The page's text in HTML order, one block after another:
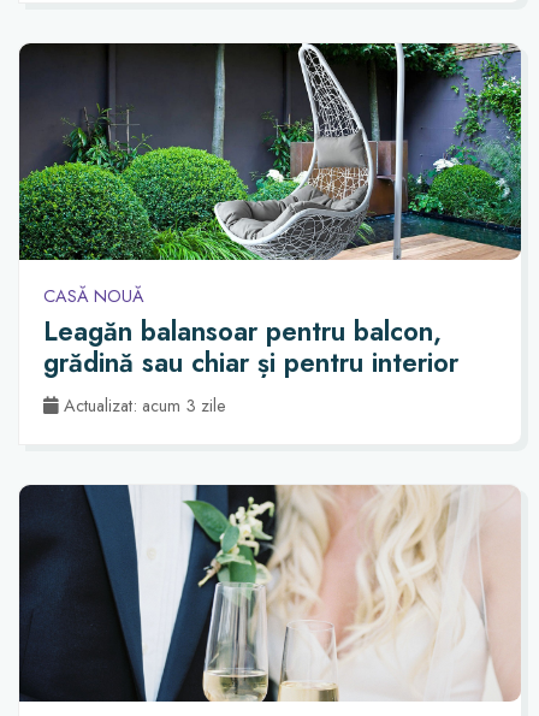
CASĂ NOUĂ
Leagăn balansoar pentru balcon,
grădină sau chiar și pentru interior
Actualizat: acum 3 zile